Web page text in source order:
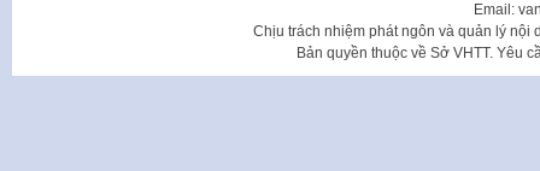
Email:
Chịu trách nhiệm phát ngôn và quản lý nội
Bản quyền thuộc về Sở VHTT. Yêu